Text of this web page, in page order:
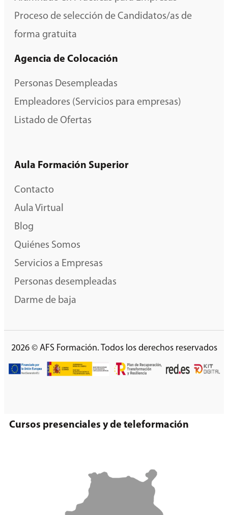
Proceso de selección de Candidatos/as de
forma gratuita
Agencia de Colocación
Personas Desempleadas
Empleadores (Servicios para empresas)
Listado de Ofertas
Aula Formación Superior
Contacto
Aula Virtual
Blog
Quiénes Somos
Servicios a Empresas
Personas desempleadas
Darme de baja
2026 © AFS Formación. Todos los derechos reservados
Cursos presenciales y de teleformación